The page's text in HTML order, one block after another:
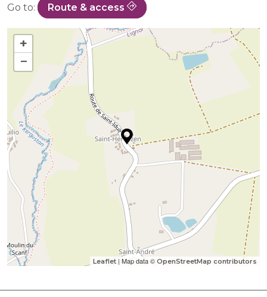
Go to: Route & access
+
−
Leaflet | Map data © OpenStreetMap contributors